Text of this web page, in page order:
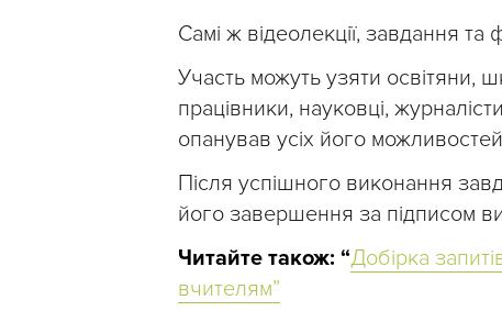
Самі ж відеолекції, завдання
Участь можуть узяти освітяни,
працівники, науковці,
опанував усіх його
Після успішного виконання
його завершення за підписом
Читайте також: “Добірка
вчителям”